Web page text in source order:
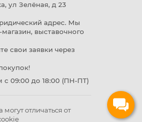
ул Зелёная, д 23
адрес. Мы
магазин, выставочного
свои заявки через
с 09:00 до 18:00 (ПН-ПТ)
отличаться от